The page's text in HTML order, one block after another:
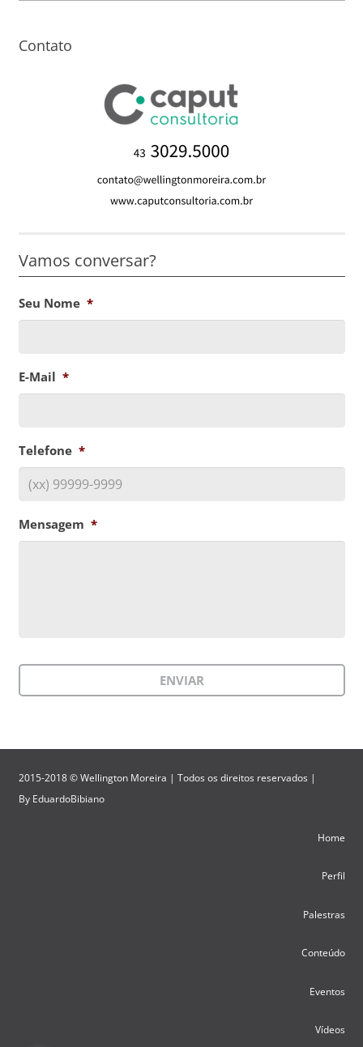
Contato
Vamos conversar?
Seu Nome *
E-Mail *
Telefone *
Mensagem *
2015-2018 © Wellington Moreira | Todos os direitos reservados |
By EduardoBibiano
Home
Perfil
Palestras
Conteúdo
Eventos
Vídeos